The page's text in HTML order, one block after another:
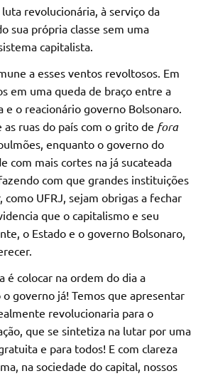
revolucionária, à serviço da
sua própria classe sem uma
capitalista.
a esses ventos revoltosos. Em
em uma queda de braço entre a
e o reacionário governo Bolsonaro.
ruas do país com o grito de fora
enquanto o governo do
com mais cortes na já sucateada
com que grandes instituições
UFRJ, sejam obrigas a fechar
que o capitalismo e seu
o Estado e o governo Bolsonaro,
é colocar na ordem do dia a
governo já! Temos que apresentar
revolucionaria para o
que se sintetiza na lutar por uma
e para todos! E com clareza
na sociedade do capital, nossos